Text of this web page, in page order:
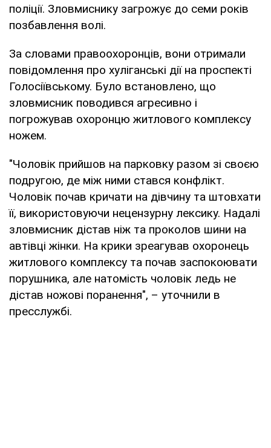
поліції. Зловмиснику загрожує до семи років
позбавлення волі.
За словами правоохоронців, вони отримали
повідомлення про хуліганські дії на проспекті
Голосіївському. Було встановлено, що
зловмисник поводився агресивно і
погрожував охоронцю житлового комплексу
ножем.
"Чоловік прийшов на парковку разом зі своєю
подругою, де між ними стався конфлікт.
Чоловік почав кричати на дівчину та штовхати
її, використовуючи нецензурну лексику. Надалі
зловмисник дістав ніж та проколов шини на
автівці жінки. На крики зреагував охоронець
житлового комплексу та почав заспокоювати
порушника, але натомість чоловік ледь не
дістав ножові поранення", – уточнили в
пресслужбі.